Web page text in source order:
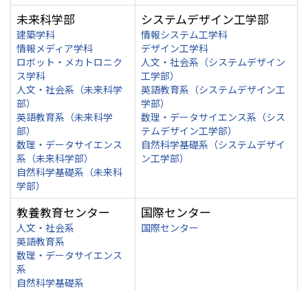
未来科学部
建築学科
情報メディア学科
ロボット・メカトロニク
ス学科
人文・社会系（未来科学
部）
英語教育系（未来科学
部）
数理・データサイエンス
系（未来科学部）
自然科学基礎系（未来科
学部）
システムデザイン工学部
情報システム工学科
デザイン工学科
人文・社会系（システムデザイン
工学部）
英語教育系（システムデザイン工
学部）
数理・データサイエンス系（シス
テムデザイン工学部）
自然科学基礎系（システムデザイ
ン工学部）
教養教育センター
人文・社会系
英語教育系
数理・データサイエンス
系
自然科学基礎系
国際センター
国際センター